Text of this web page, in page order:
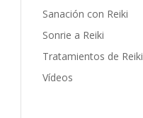
Sanación con Reiki
Sonrie a Reiki
Tratamientos de Reiki
Vídeos